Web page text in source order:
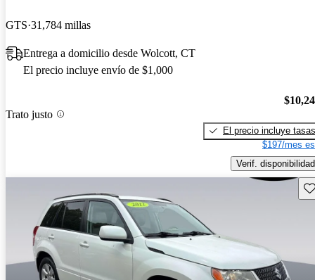
GTS 31,784 millas
Entrega a domicilio desde Wolcott, CT
El precio incluye envío de $1,000
Trato justo
El precio incluye tasas
$197/mes
Verif. disponibilidad